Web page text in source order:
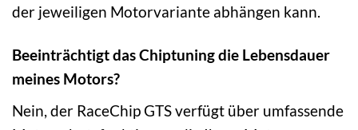
der jeweiligen Motorvariante abhängen kann.
Beeinträchtigt das Chiptuning die Lebensdauer
meines Motors?
Nein, der RaceChip GTS verfügt über umfassende